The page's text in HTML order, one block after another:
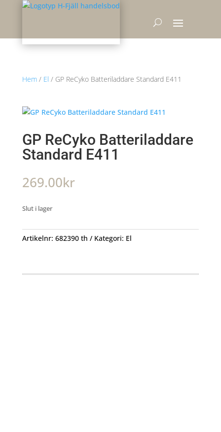
Hem/ El / GP ReCyko Batteriladdare Standard E411
GP ReCyko Batteriladdare
Standard E411
269.00kr
Slut i lager
Artikelnr: 682390 th Kategori: El